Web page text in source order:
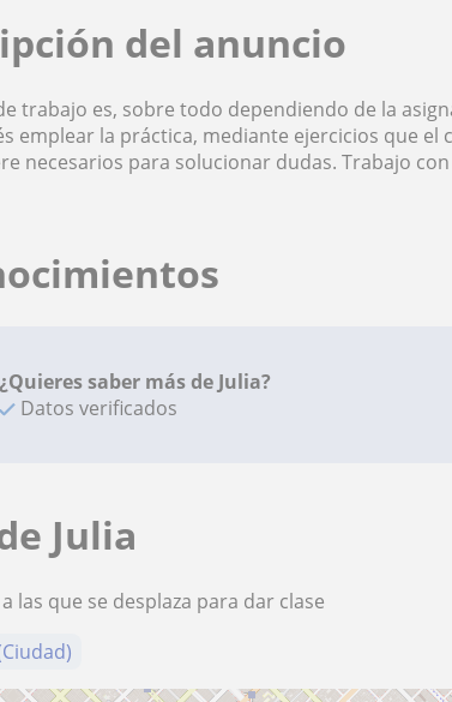
del anuncio
trabajo es, sobre todo dependiendo de la
emplear la práctica, mediante ejercicios que el
necesarios para solucionar dudas. Trabajo
¿Quieres saber más de Julia?
Datos verificados
Julia
las que se desplaza para dar clase